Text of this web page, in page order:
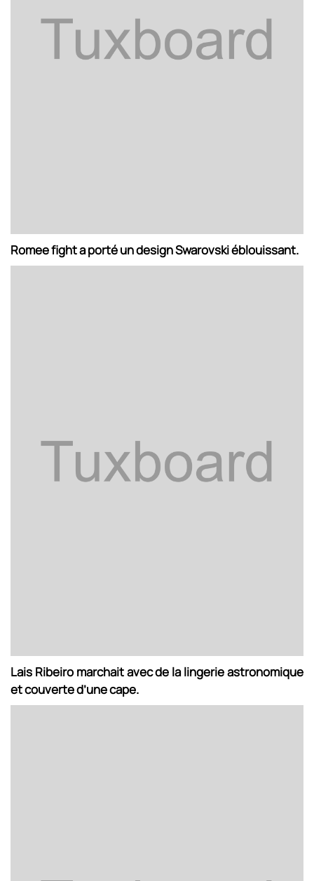
Romee fight a porté un design Swarovski éblouissant.
Lais Ribeiro marchait avec de la lingerie astronomique
et couverte d’une cape.